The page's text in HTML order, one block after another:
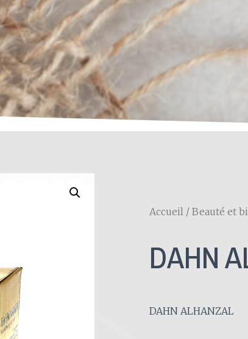
Accueil / Beauté et
DAHN
DAHN ALHANZAL